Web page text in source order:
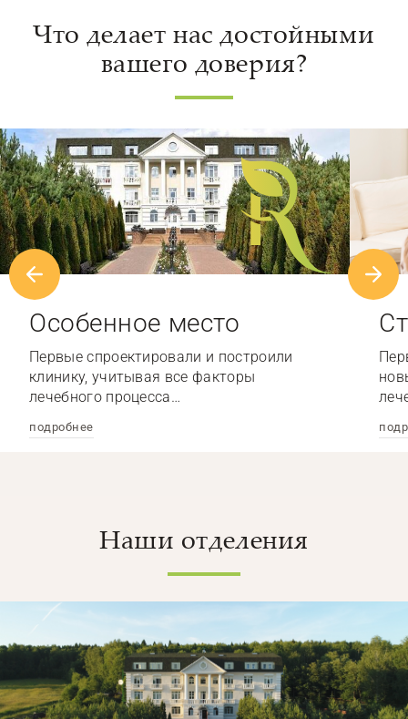
Что делает нас достойными
вашего доверия?
Особенное место
Первые спроектировали и построили
клинику, учитывая все факторы
лечебного процесса…
подробнее
Наши отделения